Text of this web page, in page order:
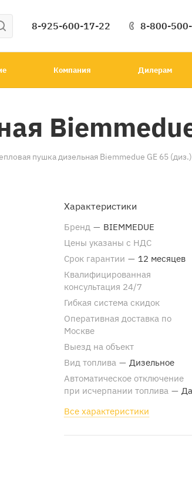
8-925-600-17-22 8-800-
Компания Дилерам
пушка дизельная Biemmedue GE 65 (диз.)
Характеристики
Бренд — BIEMMEDUE
Цены указаны с НДС
Срок гарантии — 12 месяцев
Квалифицированная
консультация 24/7
Гибкая система скидок
Оперативная доставка по
Москве
Выезд на объект
Вид топлива — Дизельное
Автоматическое отключение
при исчерпании топлива — Да
Все характеристики